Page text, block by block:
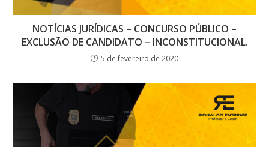
NOTÍCIAS JURÍDICAS – CONCURSO PÚBLICO –
EXCLUSÃO DE CANDIDATO – INCONSTITUCIONAL.
5 de fevereiro de 2020